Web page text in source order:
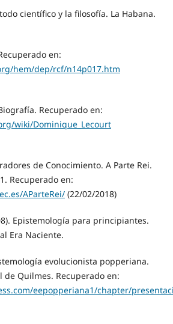
científico y la filosofía. La Habana.
en:
hem/dep/rcf/n14p017.htm
Recuperado en:
wiki/Dominique_Lecourt
de Conocimiento. A Parte Rei.
Recuperado en:
AParteRei/(22/02/2018)
Epistemología para principiantes.
Era Naciente.
evolucionista popperiana.
de Quilmes. Recuperado en:
eepopperiana1/chapter/